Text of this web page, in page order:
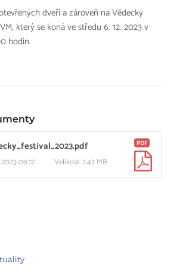
dveří a zároveň na Vědecký
který se koná ve středu 6. 12. 2023 v
hodin.
09:12 Velikost: 2.47 MB
PDF